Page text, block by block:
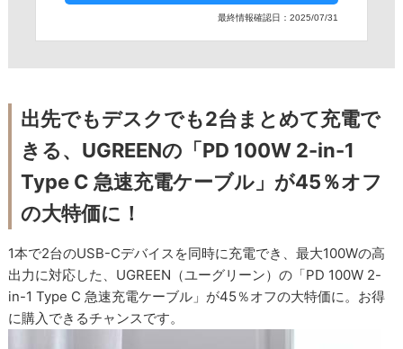
最終情報確認日：2025/07/31
出先でもデスクでも2台まとめて充電で
きる、UGREENの「PD 100W 2-in-1
Type C 急速充電ケーブル」が45％オフ
の大特価に！
1本で2台のUSB-Cデバイスを同時に充電でき、最大100Wの高
出力に対応した、UGREEN（ユーグリーン）の「PD 100W 2-
in-1 Type C 急速充電ケーブル」が45％オフの大特価に。お得
に購入できるチャンスです。